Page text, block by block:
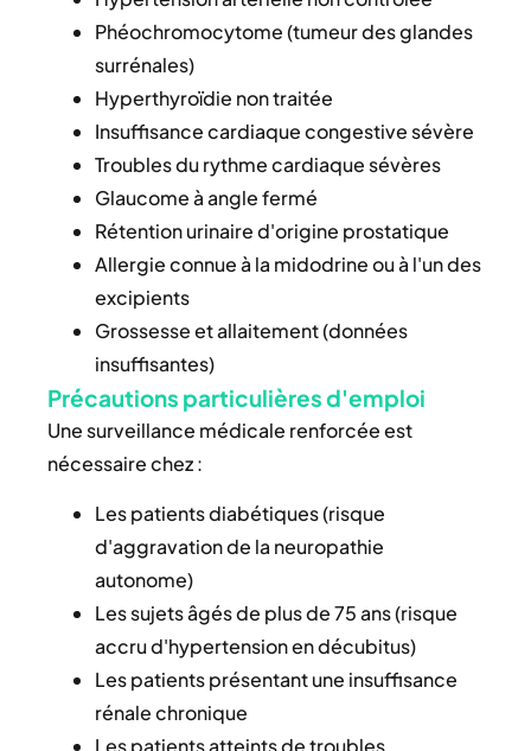
Phéochromocytome (tumeur des glandes
surrénales)
Hyperthyroïdie non traitée
Insuffisance cardiaque congestive sévère
Troubles du rythme cardiaque sévères
Glaucome à angle fermé
Rétention urinaire d'origine prostatique
Allergie connue à la midodrine ou à l'un des
excipients
Grossesse et allaitement (données
insuffisantes)
Précautions particulières d'emploi
Une surveillance médicale renforcée est
nécessaire chez :
Les patients diabétiques (risque
d'aggravation de la neuropathie
autonome)
Les sujets âgés de plus de 75 ans (risque
accru d'hypertension en décubitus)
Les patients présentant une insuffisance
rénale chronique
Les patients atteints de troubles